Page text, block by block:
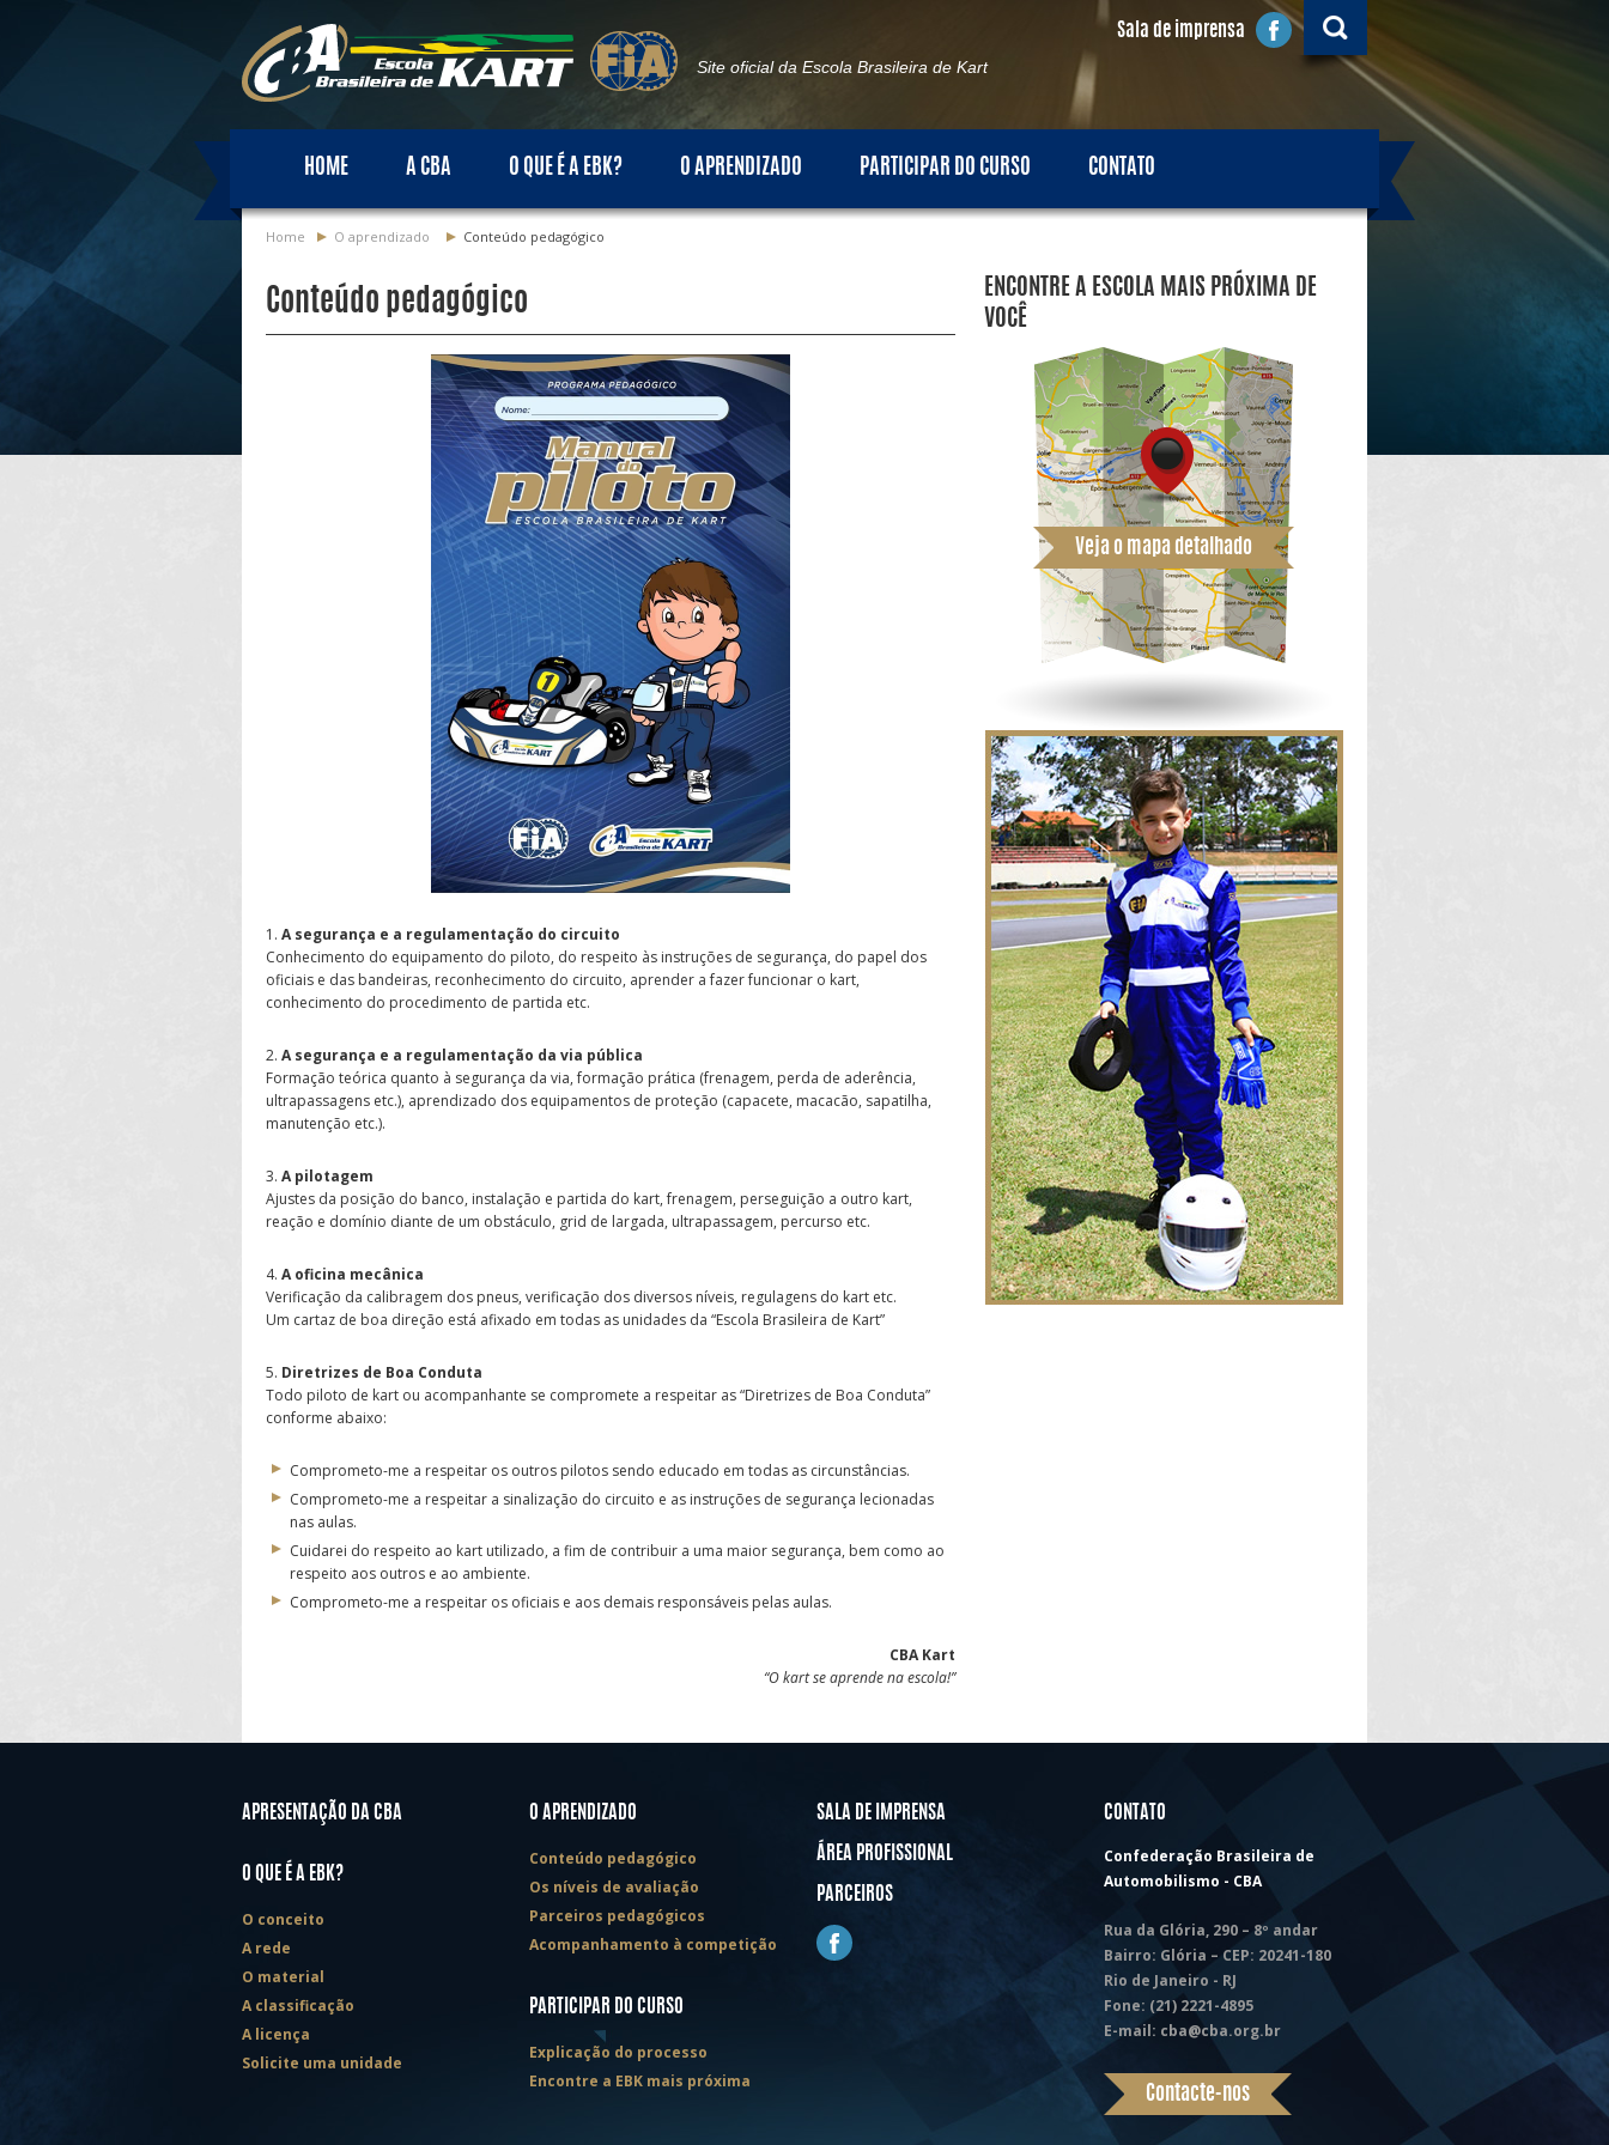
Escola Brasileira de Kart
Site oficial da Escola Brasileira de Kart
Sala de imprensa
HOME A CBA O QUE É A EBK? O APRENDIZADO PARTICIPAR DO CURSO CONTATO
Home O aprendizado Conteúdo pedagógico
Conteúdo pedagógico
1. A segurança e a regulamentação do circuito
Conhecimento do equipamento do piloto, do respeito às instruções de segurança, do papel dos
oficiais e das bandeiras, reconhecimento do circuito, aprender a fazer funcionar o kart,
conhecimento do procedimento de partida etc.
2. A segurança e a regulamentação da via pública
Formação teórica quanto à segurança da via, formação prática (frenagem, perda de aderência,
ultrapassagens etc.), aprendizado dos equipamentos de proteção (capacete, macacão, sapatilha,
manutenção etc.).
3. A pilotagem
Ajustes da posição do banco, instalação e partida do kart, frenagem, perseguição a outro kart,
reação e domínio diante de um obstáculo, grid de largada, ultrapassagem, percurso etc.
4. A oficina mecânica
Verificação da calibragem dos pneus, verificação dos diversos níveis, regulagens do kart etc.
Um cartaz de boa direção está afixado em todas as unidades da “Escola Brasileira de Kart”
5. Diretrizes de Boa Conduta
Todo piloto de kart ou acompanhante se compromete a respeitar as “Diretrizes de Boa Conduta”
conforme abaixo:
Comprometo-me a respeitar os outros pilotos sendo educado em todas as circunstâncias.
Comprometo-me a respeitar a sinalização do circuito e as instruções de segurança lecionadas
nas aulas.
Cuidarei do respeito ao kart utilizado, a fim de contribuir a uma maior segurança, bem como ao
respeito aos outros e ao ambiente.
Comprometo-me a respeitar os oficiais e aos demais responsáveis pelas aulas.
CBA Kart
“O kart se aprende na escola!”
ENCONTRE A ESCOLA MAIS PRÓXIMA DE
VOCÊ
Veja o mapa detalhado
APRESENTAÇÃO DA CBA
O QUE É A EBK?
O conceito
A rede
O material
A classificação
A licença
Solicite uma unidade
O APRENDIZADO
Conteúdo pedagógico
Os níveis de avaliação
Parceiros pedagógicos
Acompanhamento à competição
PARTICIPAR DO CURSO
Explicação do processo
Encontre a EBK mais próxima
SALA DE IMPRENSA
ÁREA PROFISSIONAL
PARCEIROS
CONTATO
Confederação Brasileira de
Automobilismo - CBA
Rua da Glória, 290 – 8º andar
Bairro: Glória – CEP: 20241-180
Rio de Janeiro - RJ
Fone: (21) 2221-4895
E-mail: cba@cba.org.br
Contacte-nos